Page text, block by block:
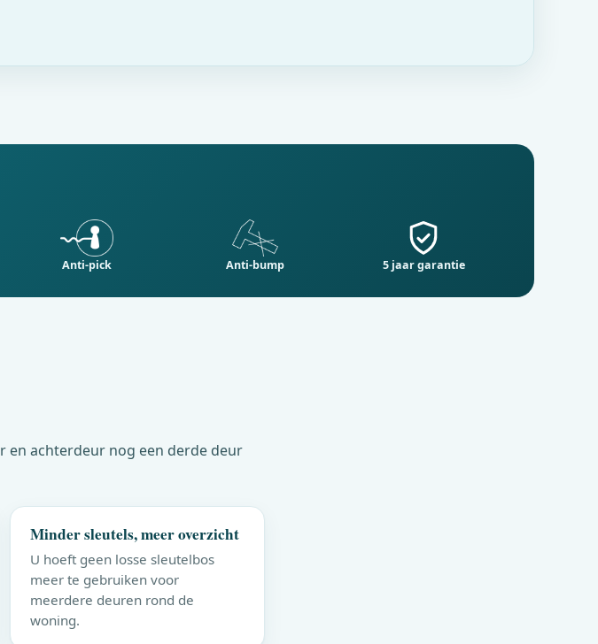
Anti-pick Anti-bump 5 jaar garantie
en achterdeur nog een derde deur
Minder sleutels, meer overzicht
U hoeft geen losse sleutelbos
meer te gebruiken voor
meerdere deuren rond de
woning.